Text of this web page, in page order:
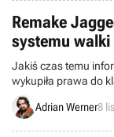
Remake
systemu walki
Jakiś czas temu
wykupiła prawa do
rezultatów tego ma
okazuje się, że
Adrian Werner8